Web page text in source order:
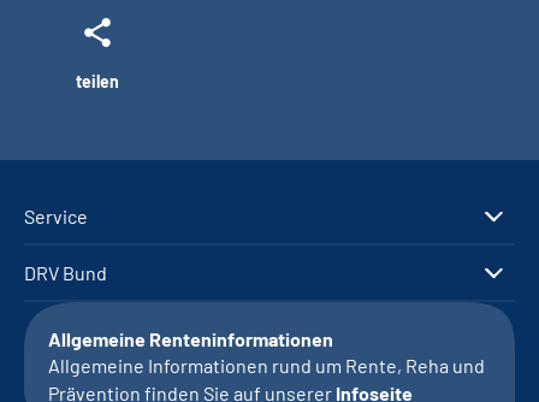
teilen
Service
DRV Bund
Allgemeine Renteninformationen
Allgemeine Informationen rund um Rente, Reha und
Prävention finden Sie auf unserer Infoseite